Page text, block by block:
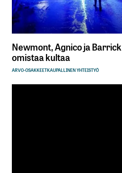
Newmont, Agnico ja
omistaa kultaa
ARVO-OSAKKEETKAUPALLINEN YHTEISTYÖ